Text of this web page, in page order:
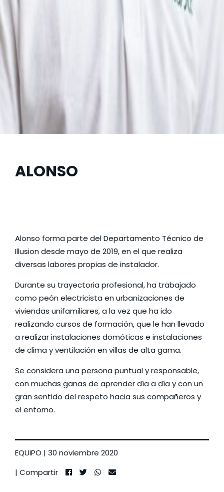
ALONSO
Alonso forma parte del Departamento Técnico de
Illusion desde mayo de 2019, en el que realiza
diversas labores propias de instalador.
Durante su trayectoria profesional, ha trabajado
como peón electricista en urbanizaciones de
viviendas unifamiliares, a la vez que ha ido
realizando cursos de formación, que le han llevado
a realizar instalaciones domóticas e instalaciones
de clima y ventilación en villas de alta gama.
Se considera una persona puntual y responsable,
con muchas ganas de aprender día a día y con un
gran sentido del respeto hacia sus compañeros y
el entorno.
EQUIPO | 30 noviembre 2020
| Compartir